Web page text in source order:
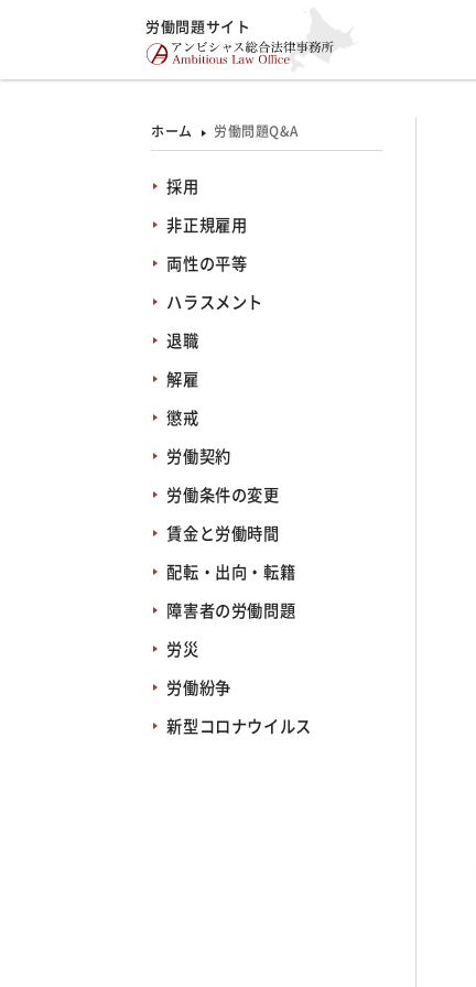
労働問題サイト
ホーム 労働問題Q&A
採用
非正規雇用
両性の平等
ハラスメント
退職
解雇
懲戒
労働契約
労働条件の変更
賃金と労働時間
配転・出向・転籍
障害者の労働問題
労災
労働紛争
新型コロナウイルス